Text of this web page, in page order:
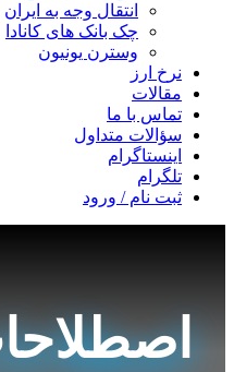
انتقال وجه به ایران
چک بانک های کانادا
وسترن یونیون
نرخ ارز
مقالات
تماس با ما
سؤالات متداول
اینستاگرام
تلگرام
ثبت نام / ورود